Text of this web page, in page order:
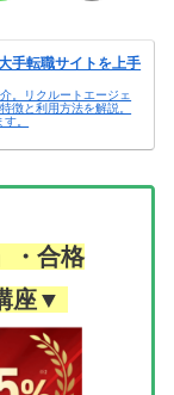
手転職サイトを上手
。リクルートエージェ
徴と利用方法を解説。
。
・合格
座▼